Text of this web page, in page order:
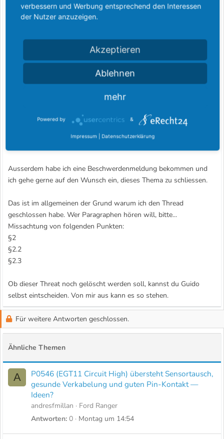
Ich habe nichts dagegen, wenn jemand sein Gefühl/Besorgnis/
allgemein gehalten und nicht die betroffenen Personen öffentlich
kritisiert werden bzw. in den Dreck ziehen, denn sowas soll
persönlich untereinander geklärt werden, wie ist mir ehrlich gesagt
egal, nur nicht öffentlich und erst gar nicht hier im Fobo.
stimmen. Und ich bezweifle, dass Pumajoe hier einen Threat
viel mehr sehe ich darin nur eine blosse öffentliche
Anschuldigunen auf andere Personen, sonst hätte er seinen Text
Ausserdem habe ich eine Beschwerdenmeldung bekommen und
ich gehe gerne auf den Wunsch ein, dieses Thema zu schliessen.
Das ist im allgemeinen der Grund warum ich den Thread
geschlossen habe. Wer Paragraphen hören will, bitte...
Missachtung von folgenden Punkten:
§2
§2.2
§2.3
Ob dieser Threat noch gelöscht werden soll, kannst du Guido
selbst eintscheiden. Von mir aus kann es so stehen.
Für weitere Antworten geschlossen.
Ähnliche Themen
A
P0546 (EGT11 Circuit High) übersteht Sensortausch,
gesunde Verkabelung und guten Pin-Kontakt —
Ideen?
andresfmillan
Ford Ranger
Antworten 0 Montag um 14:54
verbessern und Werbung entsprechend den Interessen
der Nutzer anzuzeigen.
Akzeptieren
Ablehnen
mehr
Powered by &
Impressum | Datenschutzerklärung